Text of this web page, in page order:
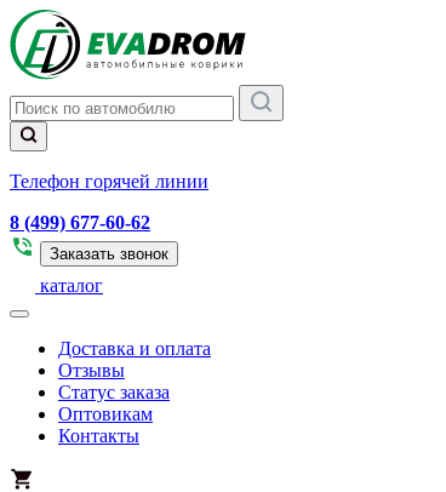
Телефон горячей линии
8 (499) 677-60-62
Заказать звонок
каталог
Доставка и оплата
Отзывы
Статус заказа
Оптовикам
Контакты